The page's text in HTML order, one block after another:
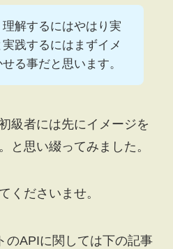
理解するにはやはり実
践するにはまずイメ
る事だと思います。
級者には先にイメージを
と思い綴ってみました。
くださいませ。
APIに関しては下の記事